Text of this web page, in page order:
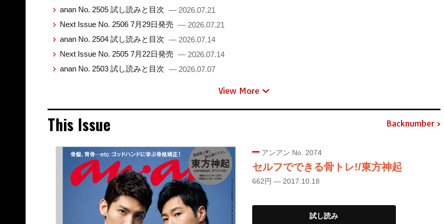
anan No. 2505 試し読みと目次 — 2026.07.21
Next Issue No. 2506 7月29日発売 — 2026.07.21
anan No. 2504 試し読みと目次 — 2026.07.14
Next Issue No. 2505 7月22日発売 — 2026.07.14
anan No. 2503 試し読みと目次 — 2026.07.07
View More
This Issue Backnumber
アンアン No. 2074
セルフでできる骨トレ!/東方神起
662円 — 2017.10.18
試し読み